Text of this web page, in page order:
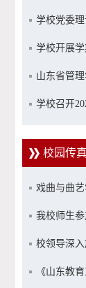
学校党委
展调研式学
学校开展
山东省管
大会在我
学校召开
校园传
戏曲与曲
我校师生
校领导深
《山东教